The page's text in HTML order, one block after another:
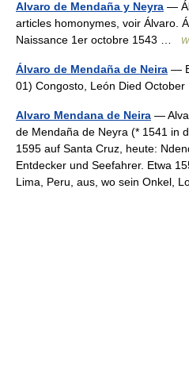
Alvaro de Mendaña y Neyra —
articles homonymes, voir Álvaro.
Naissance 1er octobre 1543 …
Álvaro de Mendaña de Neira —
01) Congosto, León Died
Alvaro Mendana de Neira —
de Mendaña de Neyra (* 1541 in
1595 auf Santa Cruz, heute:
Entdecker und Seefahrer. Etwa
Lima, Peru, aus, wo sein Onkel,